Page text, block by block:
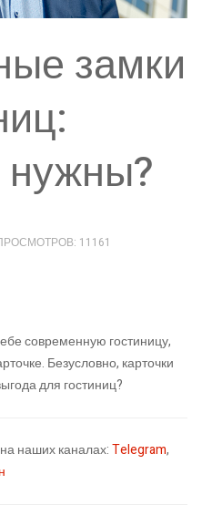
замки
нужны?
11161
современную гостиницу,
Безусловно, карточки
для гостиниц?
наших каналах:Telegram,